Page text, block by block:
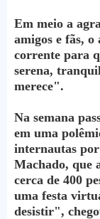
Em meio a
amigos e fãs,
corrente para
serena,
merece".
Na semana
em uma
internautas
Machado, que
cerca de 400
uma festa
desistir",